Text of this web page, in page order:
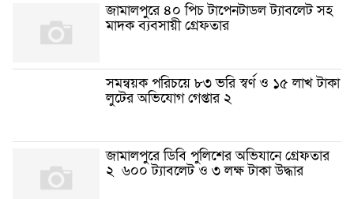
জামালপুরে ৪০ পিচ টাপেনটাডল ট্যাবলেট সহ
মাদক ব্যবসায়ী গ্রেফতার
সমন্বয়ক পরিচয়ে ৮৩ ভরি স্বর্ণ ও ১৫ লাখ টাকা
লুটের অভিযোগ গেপ্তার ২
জামালপুরে ডিবি পুলিশের অভিযানে গ্রেফতার
২ ৬০০ ট্যাবলেট ও ৩ লক্ষ টাকা উদ্ধার